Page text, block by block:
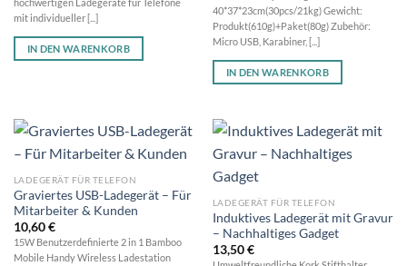
mit individueller [...]
IN DEN WARENKORB
40*37*23cm(30pcs/21kg) Gewicht:
Produkt(610g)+Paket(80g) Zubehör:
Micro USB, Karabiner, [...]
IN DEN WARENKORB
LADEGERÄT FÜR TELEFON
Graviertes USB-Ladegerät – Für
Mitarbeiter & Kunden
10,60€
15W Benutzerdefinierte 2 in 1 Bamboo
Mobile Handy Wireless Ladestation
LADEGERÄT FÜR TELEFON
Induktives Ladegerät mit Gravur
– Nachhaltiges Gadget
13,50€